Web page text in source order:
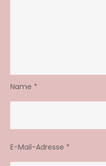
Name *
E-Mail-Adresse *